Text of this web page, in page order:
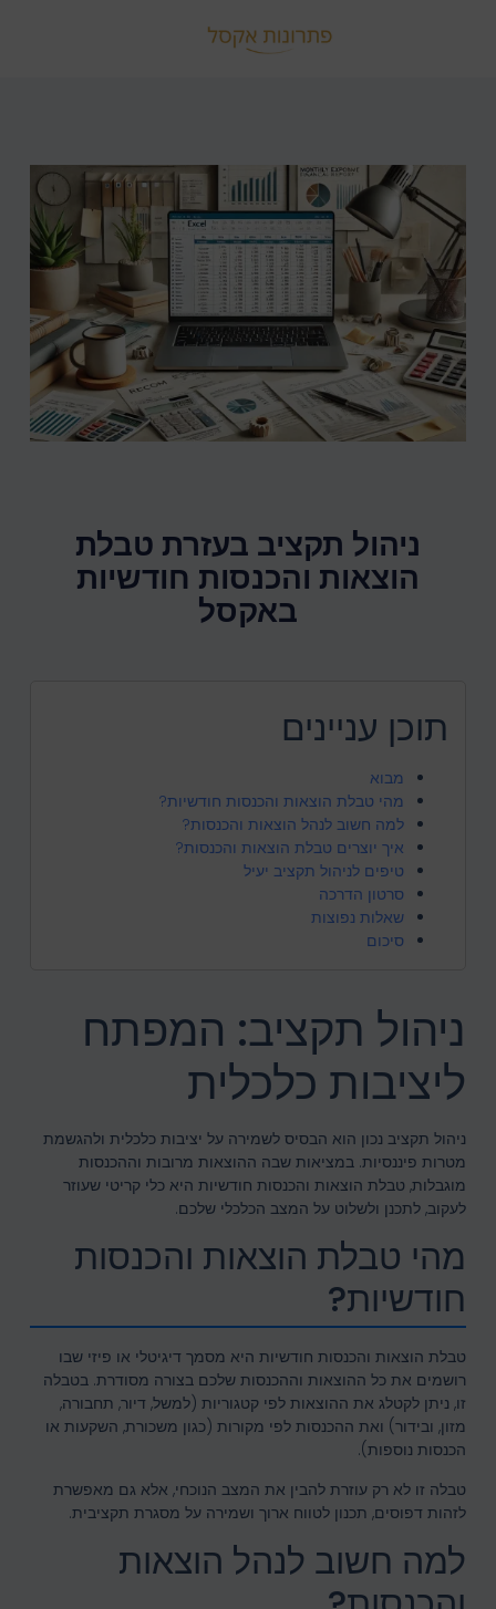
ניהול תקציב בעזרת טבלת
הוצאות והכנסות חודשיות
באקסל
תוכן עניינים
מבוא
מהי טבלת הוצאות והכנסות חודשיות?
למה חשוב לנהל הוצאות והכנסות?
איך יוצרים טבלת הוצאות והכנסות?
טיפים לניהול תקציב יעיל
סרטון הדרכה
שאלות נפוצות
סיכום
ניהול תקציב: המפתח
ליציבות כלכלית
ניהול תקציב נכון הוא הבסיס לשמירה על יציבות כלכלית ולהגשמת
מטרות פיננסיות. במציאות שבה ההוצאות מרובות וההכנסות
מוגבלות, טבלת הוצאות והכנסות חודשיות היא כלי קריטי שעוזר
לעקוב, לתכנן ולשלוט על המצב הכלכלי שלכם.
מהי טבלת הוצאות והכנסות
חודשיות?
טבלת הוצאות והכנסות חודשיות היא מסמך דיגיטלי או פיזי שבו
רושמים את כל ההוצאות וההכנסות שלכם בצורה מסודרת. בטבלה
זו, ניתן לקטלג את ההוצאות לפי קטגוריות (למשל, דיור, תחבורה,
מזון, ובידור) ואת ההכנסות לפי מקורות (כגון משכורת, השקעות או
הכנסות נוספות).
טבלה זו לא רק עוזרת להבין את המצב הנוכחי, אלא גם מאפשרת
לזהות דפוסים, תכנון לטווח ארוך ושמירה על מסגרת תקציבית.
למה חשוב לנהל הוצאות